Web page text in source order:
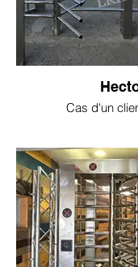
Cas d'un